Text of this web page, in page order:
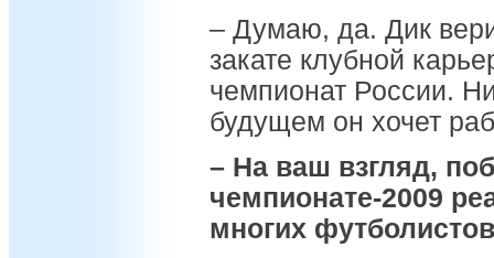
– Думаю, да. Дик
закате клубной
чемпионат России.
будущем он хочет
– На ваш взгляд,
чемпионате-2009
многих